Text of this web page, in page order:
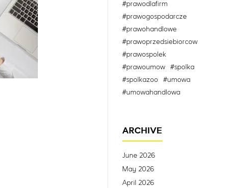
#prawodlafirm
#prawogospodarcze
#prawohandlowe
#prawoprzedsiebiorcow
#prawospolek
#prawoumow
#spolka
#spolkazoo
#umowa
#umowahandlowa
ARCHIVE
June 2026
May 2026
April 2026